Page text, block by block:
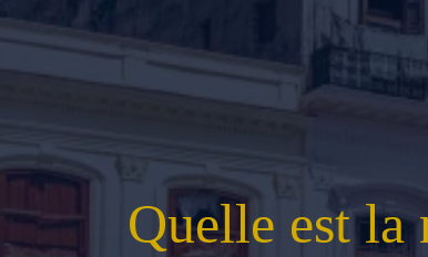
Quelle est la